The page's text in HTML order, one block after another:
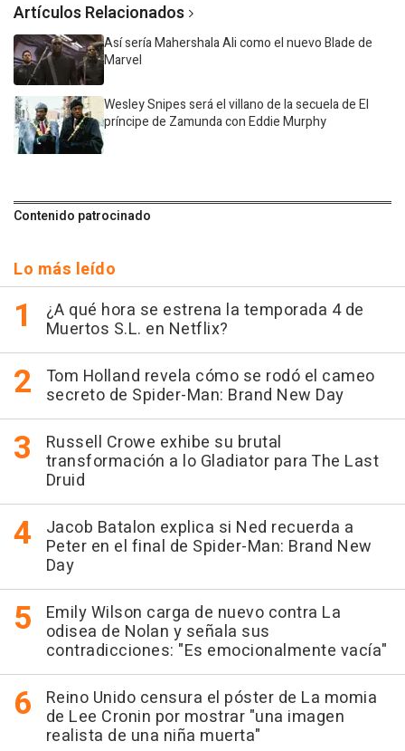
Artículos Relacionados
Así sería Mahershala Ali como el nuevo Blade de
Marvel
Wesley Snipes será el villano de la secuela de El
príncipe de Zamunda con Eddie Murphy
Contenido patrocinado
Lo más leído
¿A qué hora se estrena la temporada 4 de
Muertos S.L. en Netflix?
Tom Holland revela cómo se rodó el cameo
secreto de Spider-Man: Brand New Day
Russell Crowe exhibe su brutal
transformación a lo Gladiator para The Last
Druid
Jacob Batalon explica si Ned recuerda a
Peter en el final de Spider-Man: Brand New
Day
Emily Wilson carga de nuevo contra La
odisea de Nolan y señala sus
contradicciones: "Es emocionalmente vacía"
Reino Unido censura el póster de La momia
de Lee Cronin por mostrar "una imagen
realista de una niña muerta"